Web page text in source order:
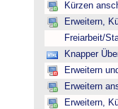
Kürzen
Erweitern,
Freiarbeit/
Knapper
Erweitern
Erweitern
Erweitern,